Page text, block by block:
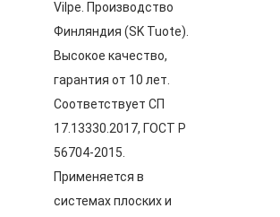
Vilpe. Производство
Финляндия (SK Tuote).
Высокое качество,
гарантия от 10 лет.
Соответствует СП
17.13330.2017, ГОСТ Р
56704-2015.
Применяется в
системах плоских и